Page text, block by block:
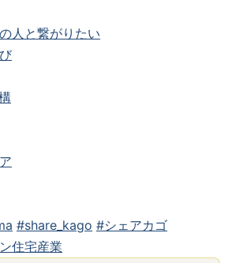
人と繋がりたい
#share_kago #シェアカゴ
住宅産業